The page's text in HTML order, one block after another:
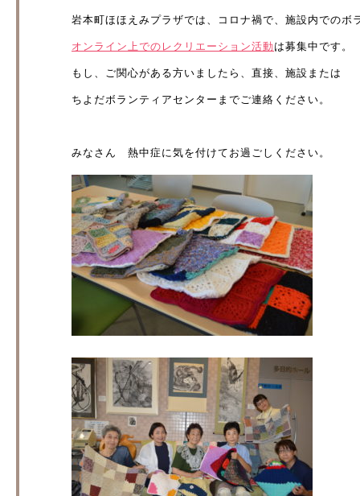
岩本町ほほえみプラザでは、コロナ禍で、施設内でのボ
オンライン上でのレクリエーション活動 は募集中です。
もし、ご関心がある方いましたら、直接、施設または
ちよだボランティアセンターまでご連絡ください。
みなさん 熱中症に気を付けてお過ごしください。